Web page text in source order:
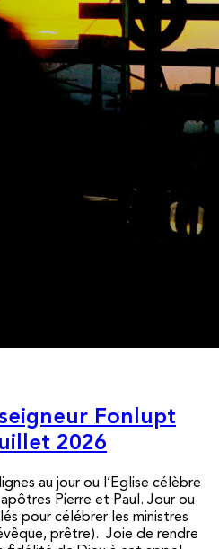
Fonlupt
2026
au jour ou l’Eglise célèbre
Pierre et Paul. Jour ou
pour célébrer les ministres
prêtre). Joie de rendre